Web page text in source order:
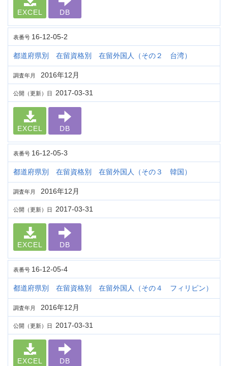
EXCEL DB
表番号 16-12-05-2
都道府県別 在留資格別 在留外国人（その２ 台湾）
調査年月 2016年12月
公開（更新）日 2017-03-31
EXCEL DB
表番号 16-12-05-3
都道府県別 在留資格別 在留外国人（その３ 韓国）
調査年月 2016年12月
公開（更新）日 2017-03-31
EXCEL DB
表番号 16-12-05-4
都道府県別 在留資格別 在留外国人（その４ フィリピン）
調査年月 2016年12月
公開（更新）日 2017-03-31
EXCEL DB